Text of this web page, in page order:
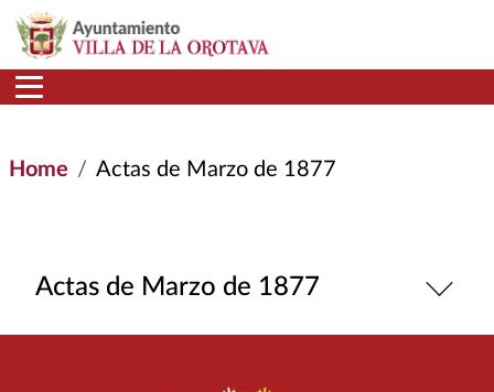
Skip to main content
Home Actas de Marzo de 1877
Actas de Marzo de 1877